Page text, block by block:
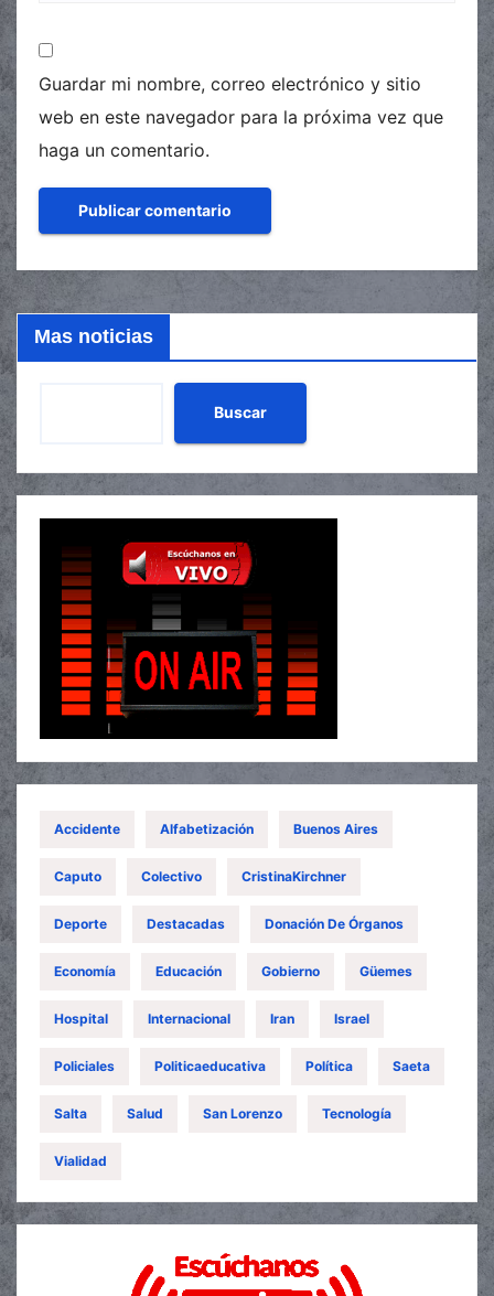
Guardar mi nombre, correo electrónico y sitio
web en este navegador para la próxima vez que
haga un comentario.
Mas noticias
Buscar
Accidente Alfabetización Buenos Aires
Caputo Colectivo CristinaKirchner
Deporte Destacadas Donación De Órganos
Economía Educación Gobierno Güemes
Hospital Internacional Iran Israel
Policiales Politicaeducativa Política Saeta
Salta Salud San Lorenzo Tecnología
Vialidad